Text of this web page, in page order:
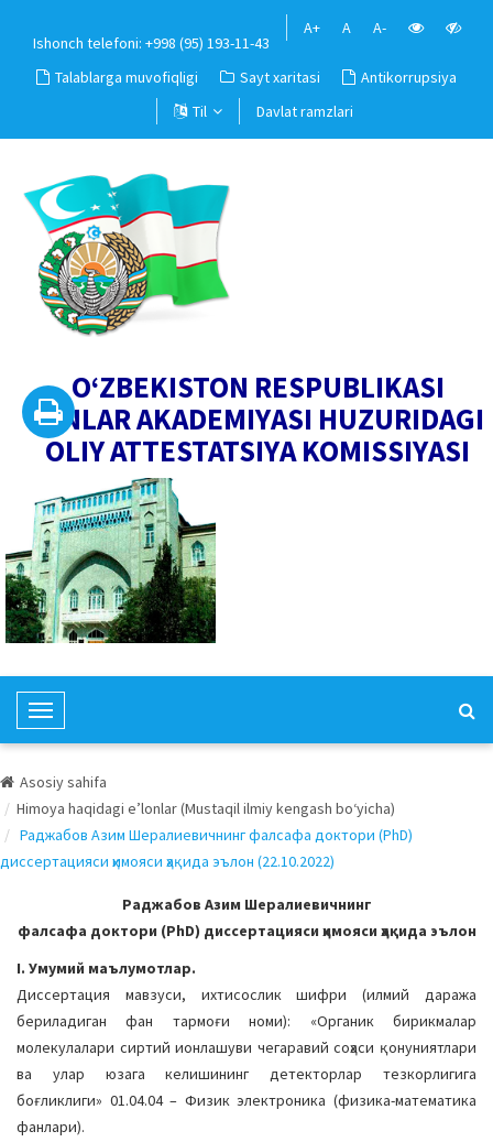
Ishonch telefoni: +998 (95) 193-11-43
A+ A A-
Talablarga muvofiqligi Sayt xaritasi
Antikorrupsiya
Til
Davlat ramzlari
O‘ZBEKISTON RESPUBLIKASI
FANLAR AKADEMIYASI HUZURIDAGI
OLIY ATTESTATSIYA KOMISSIYASI
T
o
g
e
N
v
g
a
t
i
n
Asosiy sahifa
Himoya haqidagi e’lonlar (Mustaqil ilmiy kengash bo‘yicha)
Раджабов Азим Шералиевичнинг фалсафа доктори (PhD)
диссертацияси ҳимояси ҳақида эълон (22.10.2022)
Раджабов Азим Шералиевичнинг
фалсафа доктори (PhD) диссертацияси ҳимояси ҳақида эълон
I. Умумий маълумотлар.
Диссертация мавзуси, ихтисослик шифри (илмий даража
бериладиган фан тармоғи номи): «Органик бирикмалар
молекулалари сиртий ионлашуви чегаравий соҳаси қонуниятлари
ва улар юзага келишининг детекторлар тезкорлигига
боғликлиги» 01.04.04 – Физик электроника (физика-математика
фанлари).